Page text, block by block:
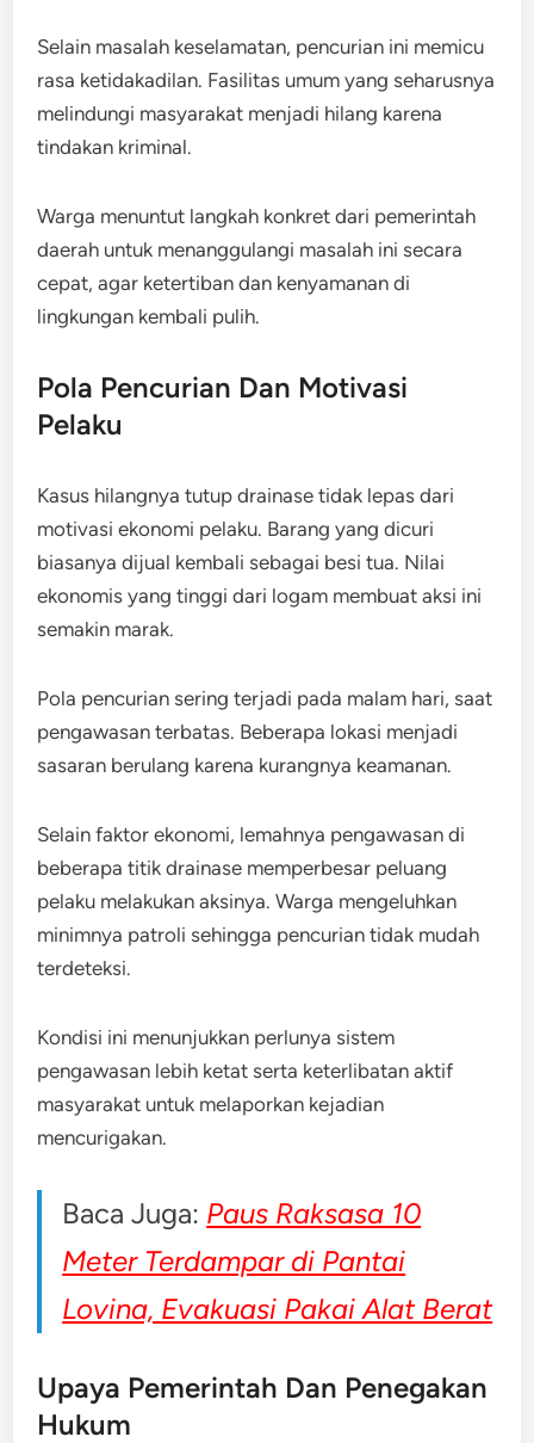
Selain masalah keselamatan, pencurian ini memicu
rasa ketidakadilan. Fasilitas umum yang seharusnya
melindungi masyarakat menjadi hilang karena
tindakan kriminal.
Warga menuntut langkah konkret dari pemerintah
daerah untuk menanggulangi masalah ini secara
cepat, agar ketertiban dan kenyamanan di
lingkungan kembali pulih.
Pola Pencurian Dan Motivasi
Pelaku
Kasus hilangnya tutup drainase tidak lepas dari
motivasi ekonomi pelaku. Barang yang dicuri
biasanya dijual kembali sebagai besi tua. Nilai
ekonomis yang tinggi dari logam membuat aksi ini
semakin marak.
Pola pencurian sering terjadi pada malam hari, saat
pengawasan terbatas. Beberapa lokasi menjadi
sasaran berulang karena kurangnya keamanan.
Selain faktor ekonomi, lemahnya pengawasan di
beberapa titik drainase memperbesar peluang
pelaku melakukan aksinya. Warga mengeluhkan
minimnya patroli sehingga pencurian tidak mudah
terdeteksi.
Kondisi ini menunjukkan perlunya sistem
pengawasan lebih ketat serta keterlibatan aktif
masyarakat untuk melaporkan kejadian
mencurigakan.
Baca Juga: Paus Raksasa 10
Meter Terdampar di Pantai
Lovina, Evakuasi Pakai Alat Berat
Upaya Pemerintah Dan Penegakan
Hukum